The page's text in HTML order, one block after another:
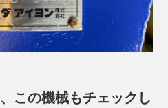
この機械もチェックし